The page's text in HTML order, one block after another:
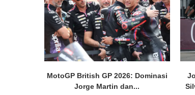
MotoGP British GP 2026: Dominasi
Jorge Martin dan...